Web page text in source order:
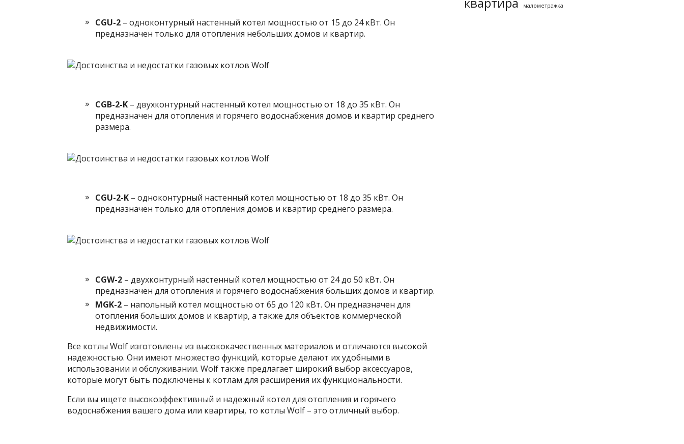
CGU-2 – одноконтурный настенный котел мощностью от 15 до 24 кВт. Он
предназначен только для отопления небольших домов и квартир.
CGB-2-K – двухконтурный настенный котел мощностью от 18 до 35 кВт. Он
предназначен для отопления и горячего водоснабжения домов и квартир среднего
размера.
CGU-2-K – одноконтурный настенный котел мощностью от 18 до 35 кВт. Он
предназначен только для отопления домов и квартир среднего размера.
CGW-2 – двухконтурный настенный котел мощностью от 24 до 50 кВт. Он
предназначен для отопления и горячего водоснабжения больших домов и квартир.
MGK-2 – напольный котел мощностью от 65 до 120 кВт. Он предназначен для
отопления больших домов и квартир, а также для объектов коммерческой
недвижимости.
Все котлы Wolf изготовлены из высококачественных материалов и отличаются высокой
надежностью. Они имеют множество функций, которые делают их удобными в
использовании и обслуживании. Wolf также предлагает широкий выбор аксессуаров,
которые могут быть подключены к котлам для расширения их функциональности.
Если вы ищете высокоэффективный и надежный котел для отопления и горячего
водоснабжения вашего дома или квартиры, то котлы Wolf – это отличный выбор.
малометражка